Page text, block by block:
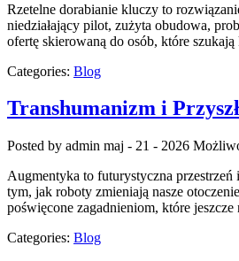
Rzetelne dorabianie kluczy to
niedziałający pilot, zużyta obudowa,
ofertę skierowaną do osób, które
Categories: Blog
Transhumanizm i
Posted by admin maj - 21 - 2026
Augmentyka to futurystyczna przestrzeń
tym, jak roboty zmieniają nasze
poświęcone zagadnieniom, które
Categories: Blog